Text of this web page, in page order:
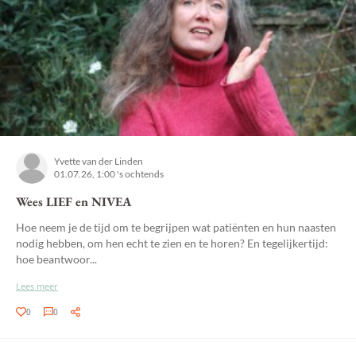
Yvette van der Linden
01.07.26, 1:00 's ochtends
Wees LIEF en NIVEA
Hoe neem je de tijd om te begrijpen wat patiënten en hun naasten
nodig hebben, om hen echt te zien en te horen? En tegelijkertijd:
hoe beantwoor...
Lees meer
0 0